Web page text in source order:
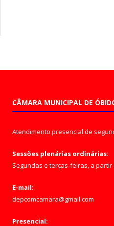
CÂMARA MUNICIPAL DE
Atendimento presencial de
Sessões plenárias ordinárias:
Segundas e terças-feiras, a partir
E-mail:
depcomcamara@gmail.com
Presencial: